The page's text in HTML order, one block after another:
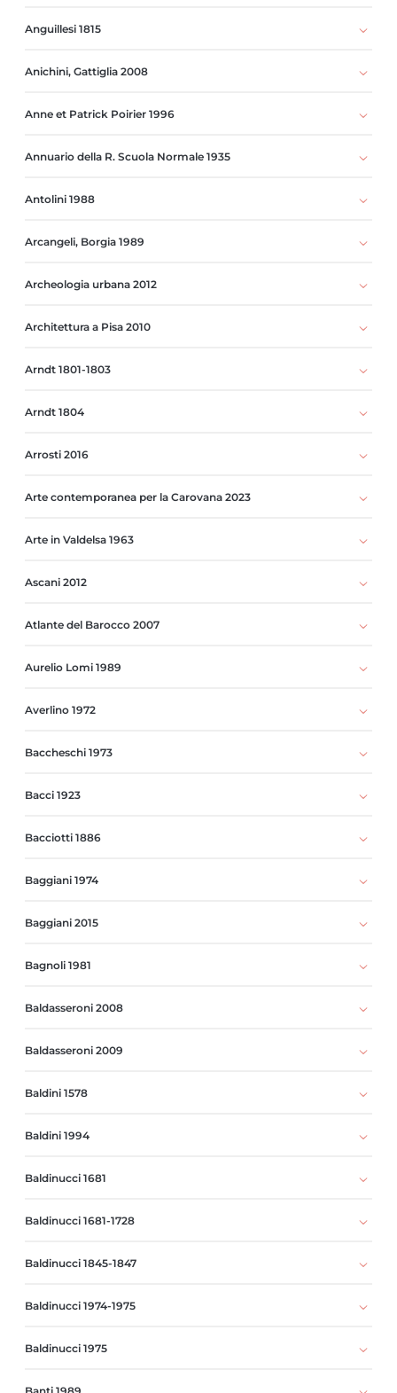
Anguillesi 1815
Anichini, Gattiglia 2008
Anne et Patrick Poirier 1996
Annuario della R. Scuola Normale 1935
Antolini 1988
Arcangeli, Borgia 1989
Archeologia urbana 2012
Architettura a Pisa 2010
Arndt 1801-1803
Arndt 1804
Arrosti 2016
Arte contemporanea per la Carovana 2023
Arte in Valdelsa 1963
Ascani 2012
Atlante del Barocco 2007
Aurelio Lomi 1989
Averlino 1972
Baccheschi 1973
Bacci 1923
Bacciotti 1886
Baggiani 1974
Baggiani 2015
Bagnoli 1981
Baldasseroni 2008
Baldasseroni 2009
Baldini 1578
Baldini 1994
Baldinucci 1681
Baldinucci 1681-1728
Baldinucci 1845-1847
Baldinucci 1974-1975
Baldinucci 1975